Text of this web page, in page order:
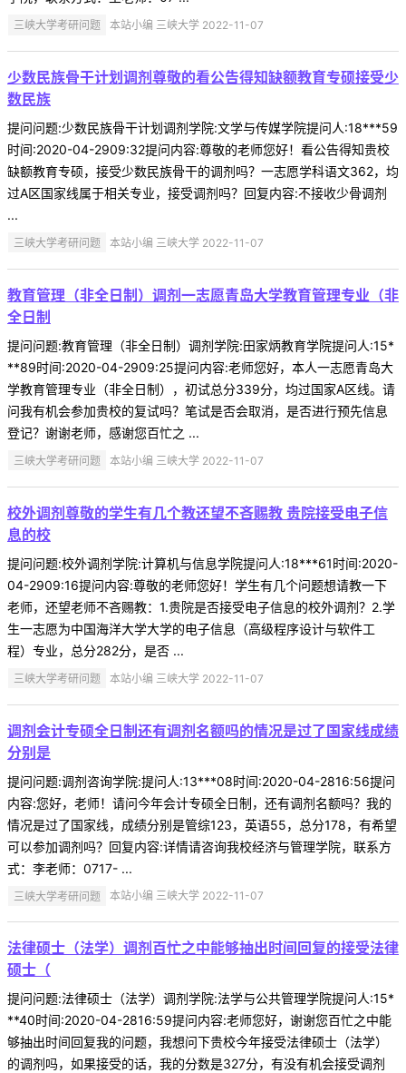
三峡大学考研问题 本站小编 三峡大学 2022-11-07
少数民族骨干计划调剂尊敬的看公告得知缺额教育专硕接受少
数民族
提问问题:少数民族骨干计划调剂学院:文学与传媒学院提问人:18***59
时间:2020-04-2909:32提问内容:尊敬的老师您好！看公告得知贵校
缺额教育专硕，接受少数民族骨干的调剂吗？一志愿学科语文362，均
过A区国家线属于相关专业，接受调剂吗？回复内容:不接收少骨调剂
...
三峡大学考研问题 本站小编 三峡大学 2022-11-07
教育管理（非全日制）调剂一志愿青岛大学教育管理专业（非
全日制
提问问题:教育管理（非全日制）调剂学院:田家炳教育学院提问人:15*
**89时间:2020-04-2909:25提问内容:老师您好，本人一志愿青岛大
学教育管理专业（非全日制），初试总分339分，均过国家A区线。请
问我有机会参加贵校的复试吗？笔试是否会取消，是否进行预先信息
登记？谢谢老师，感谢您百忙之 ...
三峡大学考研问题 本站小编 三峡大学 2022-11-07
校外调剂尊敬的学生有几个教还望不吝赐教 贵院接受电子信
息的校
提问问题:校外调剂学院:计算机与信息学院提问人:18***61时间:2020-
04-2909:16提问内容:尊敬的老师您好！学生有几个问题想请教一下
老师，还望老师不吝赐教：1.贵院是否接受电子信息的校外调剂？2.学
生一志愿为中国海洋大学大学的电子信息（高级程序设计与软件工
程）专业，总分282分，是否 ...
三峡大学考研问题 本站小编 三峡大学 2022-11-07
调剂会计专硕全日制还有调剂名额吗的情况是过了国家线成绩
分别是
提问问题:调剂咨询学院:提问人:13***08时间:2020-04-2816:56提问
内容:您好，老师！请问今年会计专硕全日制，还有调剂名额吗？我的
情况是过了国家线，成绩分别是管综123，英语55，总分178，有希望
可以参加调剂吗？回复内容:详情请咨询我校经济与管理学院，联系方
式：李老师：0717- ...
三峡大学考研问题 本站小编 三峡大学 2022-11-07
法律硕士（法学）调剂百忙之中能够抽出时间回复的接受法律
硕士（
提问问题:法律硕士（法学）调剂学院:法学与公共管理学院提问人:15*
**40时间:2020-04-2816:59提问内容:老师您好，谢谢您百忙之中能
够抽出时间回复我的问题，我想问下贵校今年接受法律硕士（法学）
的调剂吗，如果接受的话，我的分数是327分，有没有机会接受调剂